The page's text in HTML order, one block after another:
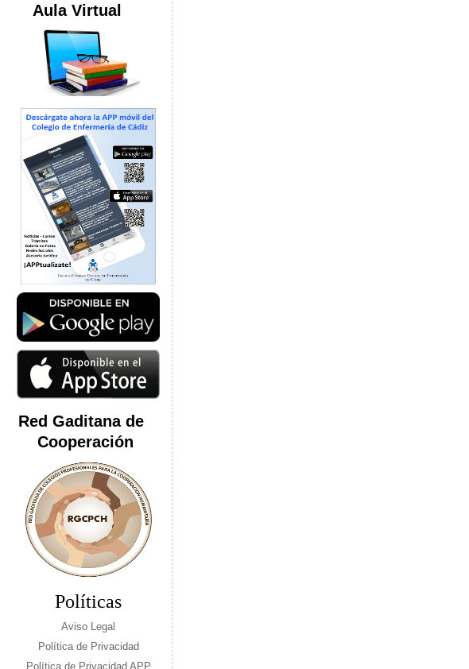
Aula Virtual
Red Gaditana de
Cooperación
Políticas
Aviso Legal
Política de Privacidad
Política de Privacidad APP